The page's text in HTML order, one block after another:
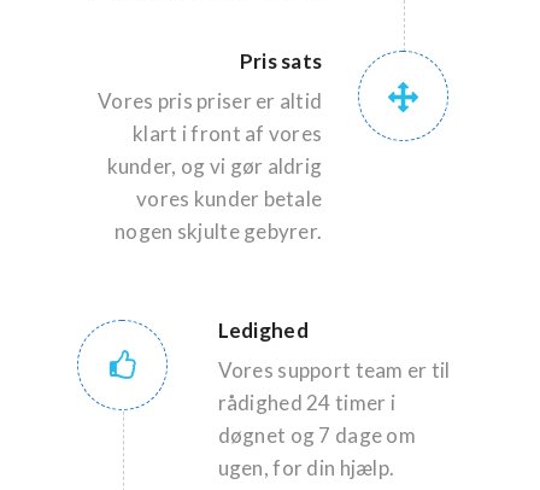
Pris sats
Vores pris priser er altid
klart i front af vores
kunder, og vi gør aldrig
vores kunder betale
nogen skjulte gebyrer.
Ledighed
Vores support team er til
rådighed 24 timer i
døgnet og 7 dage om
ugen, for din hjælp.